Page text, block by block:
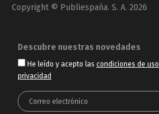
Copyright © Publiespaña. S. A. 2026
Descubre nuestras novedades
He leído y acepto las condiciones de uso
privacidad